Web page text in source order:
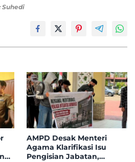
Suhedi
AMPD Desak Menteri
Agama Klarifikasi Isu
Pengisian Jabatan,